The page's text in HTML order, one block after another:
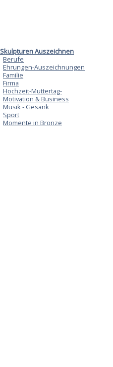
Skulpturen Auszeichnen
Berufe
Ehrungen-Auszeichnungen
Familie
Firma
Hochzeit-Muttertag-
Motivation & Business
Musik - Gesank
Sport
Momente in Bronze